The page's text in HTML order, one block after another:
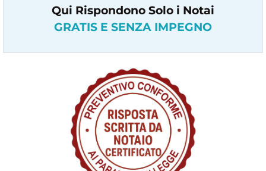
Qui Rispondono Solo i Notai
GRATIS E SENZA IMPEGNO